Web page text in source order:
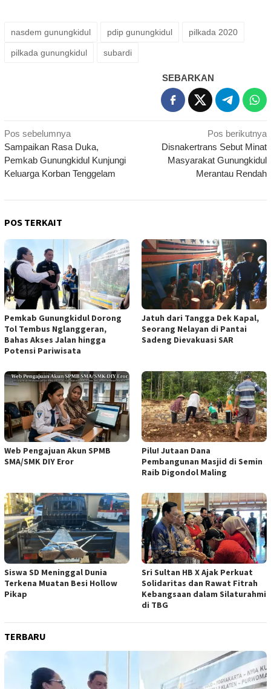
nasdem gunungkidul pdip gunungkidul pilkada 2020
pilkada gunungkidul subardi
SEBARKAN
Navigasi
pos
Pos sebelumnya
Sampaikan Rasa Duka,
Pemkab Gunungkidul Kunjungi
Keluarga Korban Tenggelam
Pos berikutnya
Disnakertrans Sebut Minat
Masyarakat Gunungkidul
Merantau Rendah
POS TERKAIT
Pemkab Gunungkidul Dorong
Tol Tembus Nglanggeran,
Bahas Akses Jalan hingga
Potensi Pariwisata
Jatuh dari Tangga Dek Kapal,
Seorang Nelayan di Pantai
Sadeng Dievakuasi SAR
Web Pengajuan Akun SPMB
SMA/SMK DIY Eror
Pilu! Jutaan Dana
Pembangunan Masjid di Semin
Raib Digondol Maling
Siswa SD Meninggal Dunia
Terkena Muatan Besi Hollow
Pikap
Sri Sultan HB X Ajak Perkuat
Solidaritas dan Rawat Fitrah
Kebangsaan dalam Silaturahmi
di TBG
TERBARU